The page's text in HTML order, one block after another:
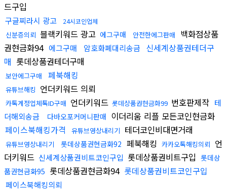
드구입
구글찌라시 광고 24시코인업체
신분증의뢰 블랙키워드 광고 에그구매 안전한에그판매
백화점상품
권현금화94 에그구매 암호화폐대리송금
신세계상품권테더구
매 롯데상품권테더구매
보안에그구매 페북해킹
유튜브해킹 언더키워드 의뢰
카톡계정업체톡ID구매 언더키워드 롯데상품권현금화99 번호판제작 테
더해외송금
다바오포커머니판매 이더리움 리플 모든코인현금화
페이스북해킹가격
유튜브영상내리기 테더코인비대면거래
유튜브영상내리기 롯데상품권현금화92 페북해킹 카카오톡해킹의뢰 언
더키워드 신세계상품권비트코인구입 롯데상품권비트구입 롯데상
품권현금화95 롯데상품권현금화94 롯데상품권비트코인구입
페이스북해킹의뢰